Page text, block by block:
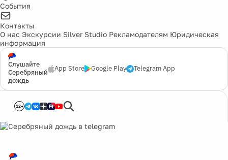
События
Контакты
О нас Экскурсии Silver Studio Рекламодателям Юридическая
информация
Слушайте
Серебряный
дождь
App Store Google Play Telegram App
12+